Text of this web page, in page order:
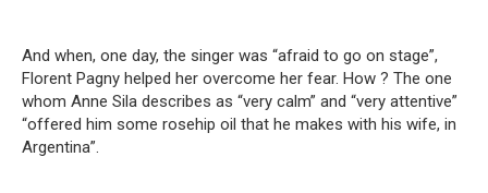
And when, one day, the singer was “afraid to go on stage”,
Florent Pagny helped her overcome her fear. How ? The one
whom Anne Sila describes as “very calm” and “very attentive”
“offered him some rosehip oil that he makes with his wife, in
Argentina”.